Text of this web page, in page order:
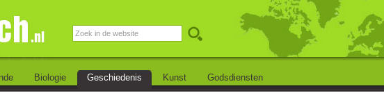
Biologie Geschiedenis Kunst Godsdiensten